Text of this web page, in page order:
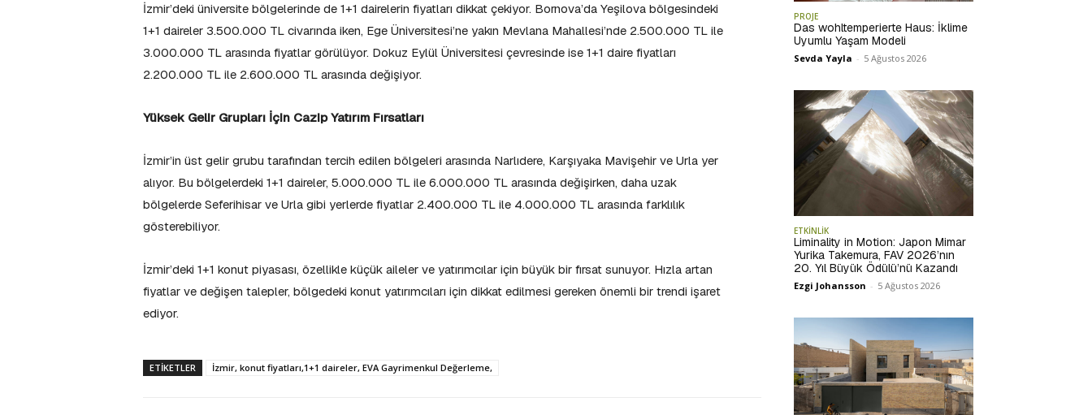
İzmir’deki üniversite bölgelerinde de 1+1 dairelerin fiyatları dikkat çekiyor. Bornova’da Yeşilova bölgesindeki
1+1 daireler 3.500.000 TL civarında iken, Ege Üniversitesi’ne yakın Mevlana Mahallesi’nde 2.500.000 TL ile
3.000.000 TL arasında fiyatlar görülüyor. Dokuz Eylül Üniversitesi çevresinde ise 1+1 daire fiyatları
2.200.000 TL ile 2.600.000 TL arasında değişiyor.
Yüksek Gelir Grupları İçin Cazip Yatırım Fırsatları
İzmir’in üst gelir grubu tarafından tercih edilen bölgeleri arasında Narlıdere, Karşıyaka Mavişehir ve Urla yer
alıyor. Bu bölgelerdeki 1+1 daireler, 5.000.000 TL ile 6.000.000 TL arasında değişirken, daha uzak
bölgelerde Seferihisar ve Urla gibi yerlerde fiyatlar 2.400.000 TL ile 4.000.000 TL arasında farklılık
gösterebiliyor.
İzmir’deki 1+1 konut piyasası, özellikle küçük aileler ve yatırımcılar için büyük bir fırsat sunuyor. Hızla artan
fiyatlar ve değişen talepler, bölgedeki konut yatırımcıları için dikkat edilmesi gereken önemli bir trendi işaret
ediyor.
ETIKETLER İzmir, konut fiyatları,1+1 daireler, EVA Gayrimenkul Değerleme,
PROJE
Das wohltemperierte Haus: İklime
Uyumlu Yaşam Modeli
Sevda Yayla - 5 Ağustos 2026
ETKİNLİK
Liminality in Motion: Japon Mimar
Yurika Takemura, FAV 2026’nın
20. Yıl Büyük Ödülü’nü Kazandı
Ezgi Johansson - 5 Ağustos 2026